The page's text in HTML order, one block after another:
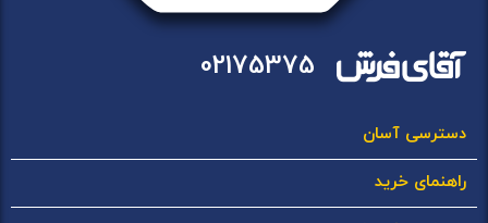
02175375
دسترسی آسان
راهنمای خرید